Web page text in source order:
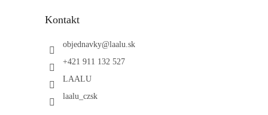
Kontakt
objednavky@laalu.sk
+421 911 132 527
LAALU
laalu_czsk